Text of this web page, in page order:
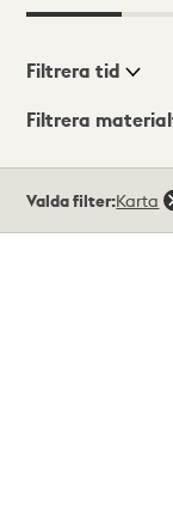
Visningsläge
Filtrera tid
Filtrera
träffar
Valda filter:Karta